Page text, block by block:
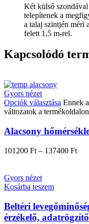
Két külső
telepítenek a
a talaj szintjén méri
felett 1,5 m-rel.
Kapcsolódó
Gyors nézet
Opciók választása Ennek
változatok a
Alacsony
101200 Ft – 137400 Ft
Gyors nézet
Kosárba teszem
Beltéri
érzékelő,